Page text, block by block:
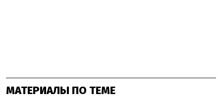
МАТЕРИАЛЫ ПО ТЕМЕ